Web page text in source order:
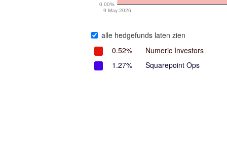
9 May 2026
0.00%
alle hedgefunds laten zien
0.52%
Numeric Investors
1.27%
Squarepoint Ops